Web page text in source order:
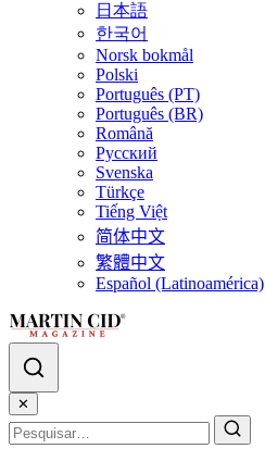
日本語
한국어
Norsk bokmål
Polski
Português (PT)
Português (BR)
Română
Русский
Svenska
Türkçe
Tiếng Việt
简体中文
繁體中文
Español (Latinoamérica)
✕